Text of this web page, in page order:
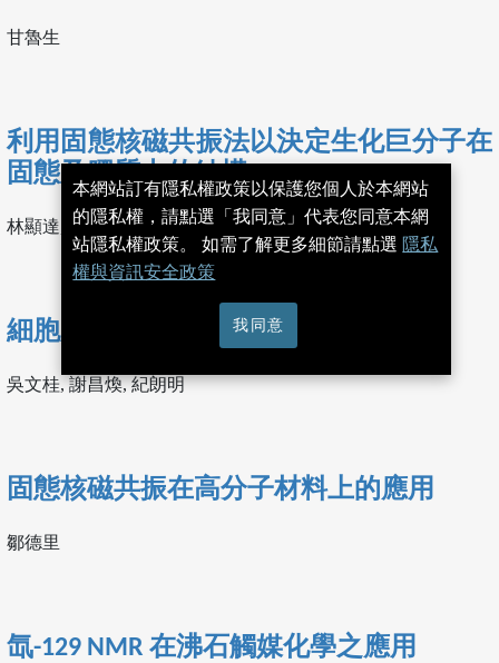
甘魯生
利用固態核磁共振法以決定生化巨分子在
固態及膠質中的結構
林顯達, 莊奇容, 黃太煌
細胞膜的核磁共振研究
吳文桂, 謝昌煥, 紀朗明
固態核磁共振在高分子材料上的應用
鄒德里
氙-129 NMR 在沸石觸媒化學之應用
本網站訂有隱私權政策以保護您個人於本網站
的隱私權，請點選「我同意」代表您同意本網
站隱私權政策。 如需了解更多細節請點選 隱私
權與資訊安全政策
我同意